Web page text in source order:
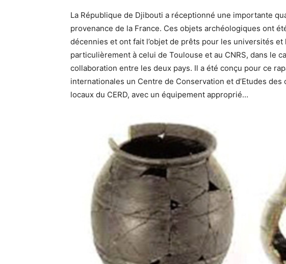
La République de Djibouti a réceptionné une importante
provenance de la France. Ces objets archéologiques ont
décennies et ont fait l’objet de prêts pour les universités
particulièrement à celui de Toulouse et au CNRS, dans le
collaboration entre les deux pays. Il a été conçu pour ce
internationales un Centre de Conservation et d’Etudes
locaux du CERD, avec un équipement approprié…